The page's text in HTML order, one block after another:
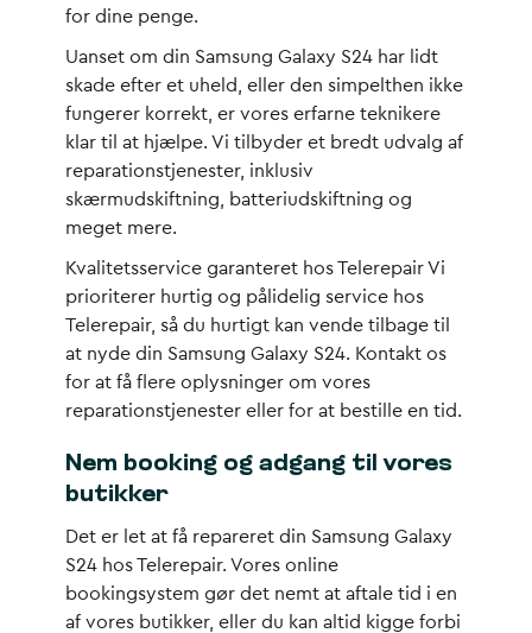
for dine penge.
Uanset om din Samsung Galaxy S24 har lidt
skade efter et uheld, eller den simpelthen ikke
fungerer korrekt, er vores erfarne teknikere
klar til at hjælpe. Vi tilbyder et bredt udvalg af
reparationstjenester, inklusiv
skærmudskiftning, batteriudskiftning og
meget mere.
Kvalitetsservice garanteret hos Telerepair Vi
prioriterer hurtig og pålidelig service hos
Telerepair, så du hurtigt kan vende tilbage til
at nyde din Samsung Galaxy S24. Kontakt os
for at få flere oplysninger om vores
reparationstjenester eller for at bestille en tid.
Nem booking og adgang til vores
butikker
Det er let at få repareret din Samsung Galaxy
S24 hos Telerepair. Vores online
bookingsystem gør det nemt at aftale tid i en
af vores butikker, eller du kan altid kigge forbi